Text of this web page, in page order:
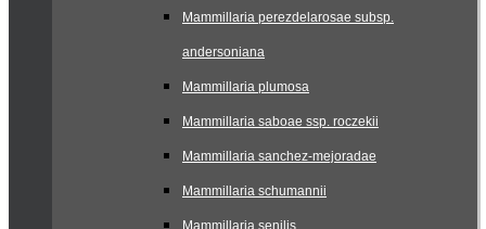
Mammillaria perezdelarosae subsp.
andersoniana
Mammillaria plumosa
Mammillaria saboae ssp. roczekii
Mammillaria sanchez-mejoradae
Mammillaria schumannii
Mammillaria senilis